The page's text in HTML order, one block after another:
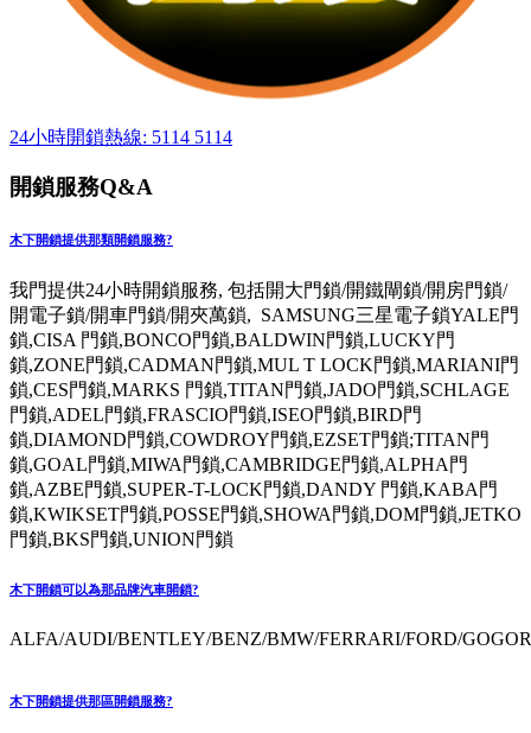
24小時開鎖熱線: 5114 5114
開鎖服務Q&A
木下開鎖提供那類開鎖服務?
我門提供24小時開鎖服務, 包括開大門鎖/開鐵閘鎖/開房門鎖/
開電子鎖/開車門鎖/開夾萬鎖, SAMSUNG三星電子鎖YALE門
鎖,CISA 門鎖,BONCO門鎖,BALDWIN門鎖,LUCKY門
鎖,ZONE門鎖,CADMAN門鎖,MUL T LOCK門鎖,MARIANI門
鎖,CES門鎖,MARKS 門鎖,TITAN門鎖,JADO門鎖,SCHLAGE
門鎖,ADEL門鎖,FRASCIO門鎖,ISEO門鎖,BIRD門
鎖,DIAMOND門鎖,COWDROY門鎖,EZSET門鎖;TITAN門
鎖,GOAL門鎖,MIWA門鎖,CAMBRIDGE門鎖,ALPHA門
鎖,AZBE門鎖,SUPER-T-LOCK門鎖,DANDY 門鎖,KABA門
鎖,KWIKSET門鎖,POSSE門鎖,SHOWA門鎖,DOM門鎖,JETKO
門鎖,BKS門鎖,UNION門鎖
木下開鎖可以為那品牌汽車開鎖?
ALFA/AUDI/BENTLEY/BENZ/BMW/FERRARI/FORD/
木下開鎖提供那區開鎖服務?